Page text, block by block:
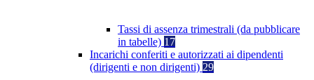
Tassi di assenza trimestrali (da pubblicare
in tabelle) 17
Incarichi conferiti e autorizzati ai dipendenti
(dirigenti e non dirigenti) 29